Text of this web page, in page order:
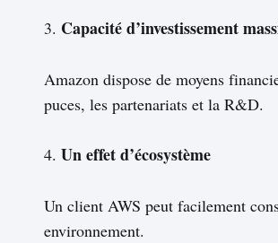
3. Capacité d’investissement
Amazon dispose de moyens
puces, les partenariats et la R&D.
4. Un effet d’écosystème
Un client AWS peut facilement
environnement.